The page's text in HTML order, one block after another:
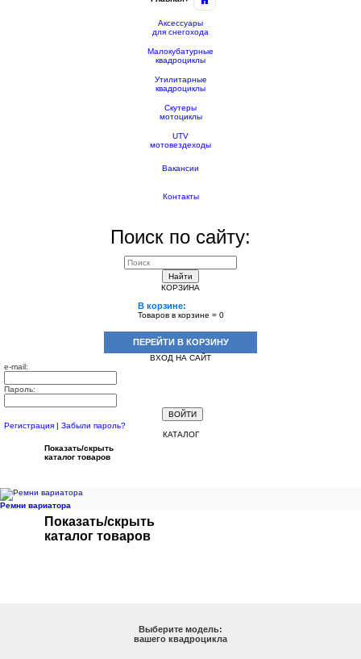
Аксессуары
для снегохода
Малокубатурные
квадроциклы
Утилитарные
квадроциклы
Скутеры
мотоциклы
UTV
мотовездеходы
Вакансии
Контакты
Поиск по сайту:
Найти
КОРЗИНА
В корзине:
Товаров в корзине = 0
ПЕРЕЙТИ В КОРЗИНУ
ВХОД НА САЙТ
e-mail:
Пароль:
Регистрация
Забыли пароль?
КАТАЛОГ
Показать/скрыть
каталог товаров
Ремни вариатора
Показать/скрыть
каталог товаров
Выберите модель:
вашего квадроцикла